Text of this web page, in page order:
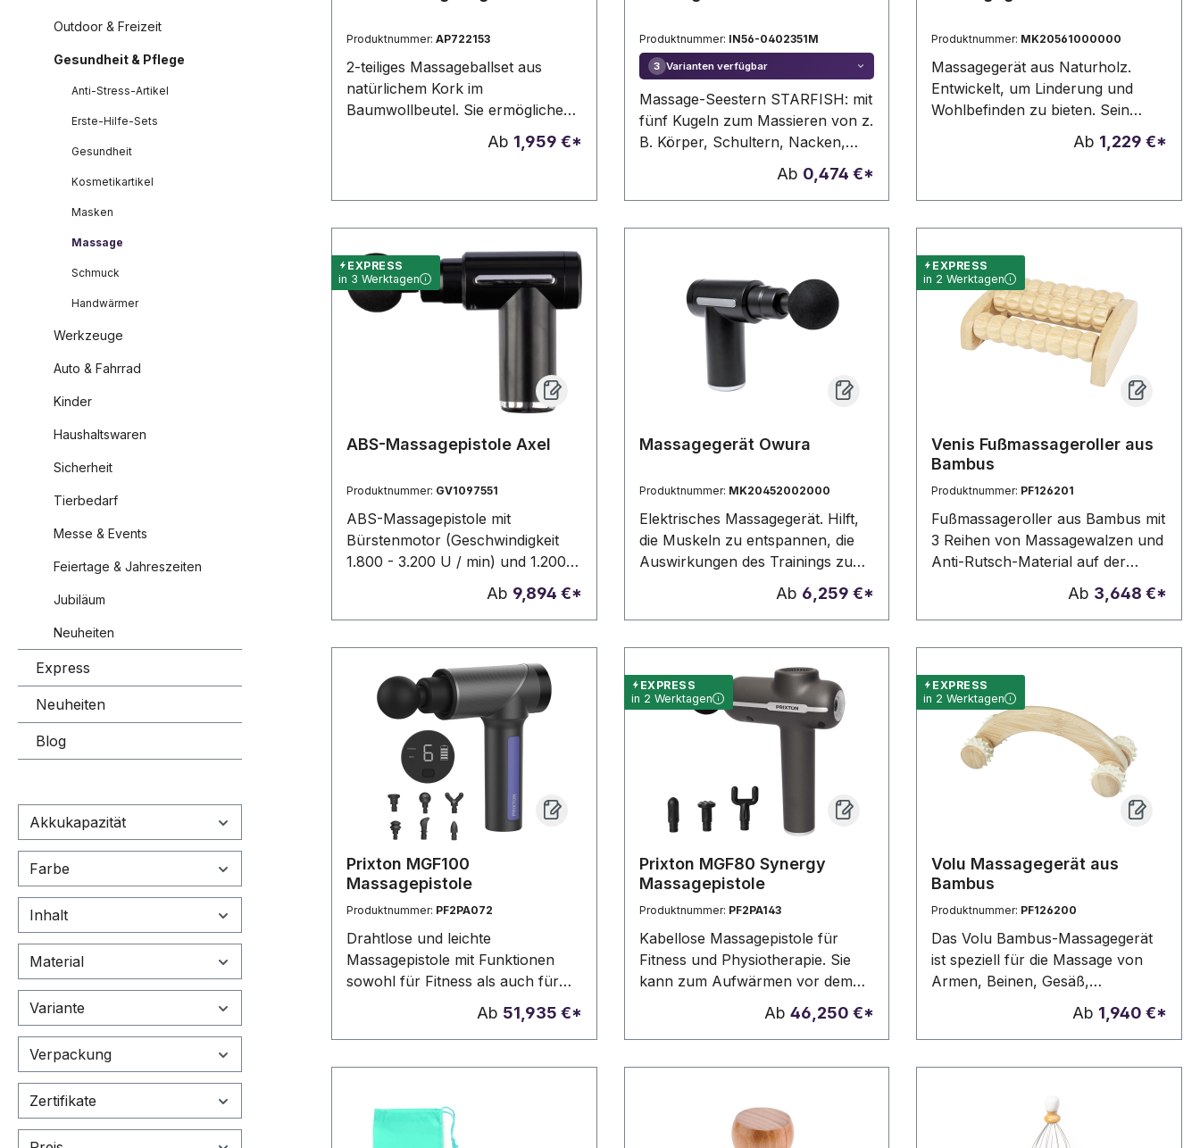
Outdoor & Freizeit
Gesundheit & Pflege
Anti-Stress-Artikel
Erste-Hilfe-Sets
Gesundheit
Kosmetikartikel
Masken
Massage
Schmuck
Handwärmer
Werkzeuge
Auto & Fahrrad
Kinder
Haushaltswaren
Sicherheit
Tierbedarf
Messe & Events
Feiertage & Jahreszeiten
Jubiläum
Neuheiten
Express
Neuheiten
Blog
Akkukapazität
Farbe
Inhalt
Material
Variante
Verpackung
Zertifikate
Produktnummer: AP722153
2-teiliges Massageballset aus
natürlichem Kork im
Baumwollbeutel. Sie ermöglichen
es, sich selbst zu massieren und
Verspannungen in verspannten
zugänglichen Stellen zu lösen.
Ab 1,959 €*
Produktnummer: IN56-0402351M
3 Varianten verfügbar
Massage-Seestern STARFISH: mit
fünf Kugeln zum Massieren von z.
B. Körper, Schultern, Nacken,
Rücken und Fußsohlen, aus
Ab 0,474 €*
Produktnummer: MK20561000000
Massagegerät aus Naturholz.
Entwickelt, um Linderung und
Wohlbefinden zu bieten. Sein
ergonomischer Griff sorgt für eine
komfortable Handhabung,
effizient sind und für eine
Präsentiert in einer individuellen
Kraft-Designbox.
Ab 1,229 €*
EXPRESS
in 3 Werktagen
ABS-Massagepistole Axel
Produktnummer: GV1097551
ABS-Massagepistole mit
Bürstenmotor (Geschwindigkeit
1.800 - 3.200 U / min) und 1.200
mAh Akku. 5V Eingang und 6
Intensitätsstufen, um die Muskeln
zu massieren. Individuell pro
Stück in einer Geschenkbox
verpackt, einschließlich 4
Massageköpfe.
Ab 9,894 €*
Massagegerät Owura
Produktnummer: MK20452002000
Elektrisches Massagegerät. Hilft,
die Muskeln zu entspannen, die
Auswirkungen des Trainings zu
lindern, Spannungen zu lösen
und den Körper zu revitalisieren.
Mit zwei Intensitätsstufen und 4
Köpfen zur Anwendung an
verschiedenen Körperstellen.
Langlebiger, wiederaufladbarer
1200-mAh-Akku - USB-Ladekabel
im Lieferumfang enthalten.
Gebrauchsanweisung in Englisch
und Spanisch erhältlich.4 Teile. 6
Positionen. Batterie 1200 mAh
Ab 6,259 €*
EXPRESS
in 2 Werktagen
Venis Fußmassageroller aus
Bambus
Produktnummer: PF126201
Fußmassageroller aus Bambus mit
3 Reihen von Massagewalzen und
Anti-Rutsch-Material auf der
Unterseite. Legen Sie das
Massagegerät einfach auf den
Boden und bewegen Sie dann
Ihre Füße darüber, um ein
zu erreichen. Der verwendete
Bambus wird nach nachhaltigen
Normen beschafft und produziert.
Ab 3,648 €*
Prixton MGF100
Massagepistole
Produktnummer: PF2PA072
Drahtlose und leichte
Massagepistole mit Funktionen
sowohl für Fitness als auch für
Physiotherapie. Sie unterstützt
das Aufwärmen vor dem Training,
die Erholung nach einem Training
mit niedriger Intensität oder die
einem Training mit hoher
Intensität. Sie verfügt über 6
Ab 51,935 €*
EXPRESS
in 2 Werktagen
Prixton MGF80 Synergy
Massagepistole
Produktnummer: PF2PA143
Kabellose Massagepistole für
Fitness und Physiotherapie. Sie
kann zum Aufwärmen vor dem
Training, zur Erholung nach
einem Training mit geringer
Intensität, zur Schmerzlinderung
nach einem Training mit hoher
von Verletzungen eingesetzt
werden. Das Gerät verfügt über 4
Ab46,250 €*
EXPRESS
in 2 Werktagen
Volu Massagegerät aus
Bambus
Produktnummer: PF126200
Das Volu Bambus-Massagegerät
ist speziell für die Massage von
Armen, Beinen, Gesäß,
Oberschenkeln, Taille und Bauch
Muskelverspannungen,
verbessert die Blutzirkulation,
Müdigkeit und trägt zur
Gesunderhaltung der Muskeln bei.
Ab 1,940 €*